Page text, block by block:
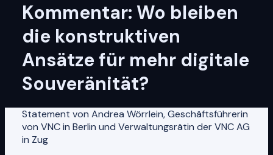
Kommentar: Wo bleiben
die konstruktiven
Ansätze für mehr digitale
Souveränität?
Statement von Andrea Wörrlein, Geschäftsführerin
von VNC in Berlin und Verwaltungsrätin der VNC AG
in Zug